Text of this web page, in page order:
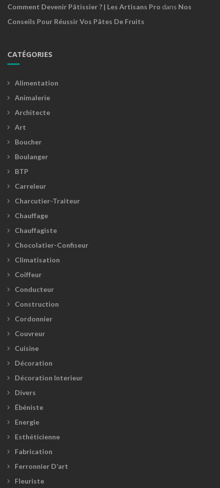
Comment Devenir Pâtissier ? | Les Artisans Pro dans Nos
Conseils Pour Réussir Vos Pâtes De Fruits
CATÉGORIES
Alimentation
Animalerie
Architecte
Art
Boucher
Boulanger
BTP
Carreleur
Charcutier-Traiteur
Chauffage
Chauffagiste
Chocolatier-Confiseur
Climatisation
Coiffeur
Conducteur
Construction
Cordonnier
Couvreur
Cuisine
Décoration
Décoration Interieur
Divers
Ébéniste
Energie
Esthéticienne
Fabrication
Ferronnier D’art
Fleuriste